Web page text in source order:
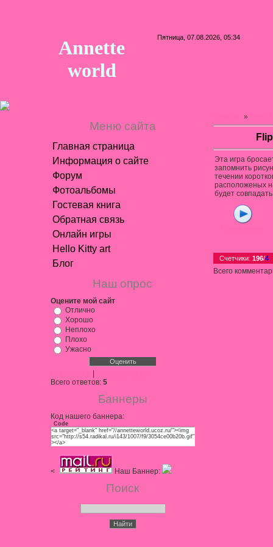
Annette
world
Пятница, 07.08.2026, 05:34
Меню сайта
Главная страница
Информация о сайте
Форум
Фотоальбомы
Гостевая книга
Обратная связь
Онлайн игры
Hello Kitty art
Блог
Наш опрос
Оцените мой сайт
Отлично
Хорошо
Неплохо
Плохо
Ужасно
Всего ответов: 5
Баннеры
Код нашего баннера:
Code
<a target="_blank" href="//annetteworld.ucoz.ru/"><img
src="http://s54.radikal.ru/i143/1007/f9/3054ce00b20b.gif"
></a>
< Наш Баннер:
Поиск
»
Эта игра
запомнить
течении
расположеных
будет
Счетчики: 196/4
Всего